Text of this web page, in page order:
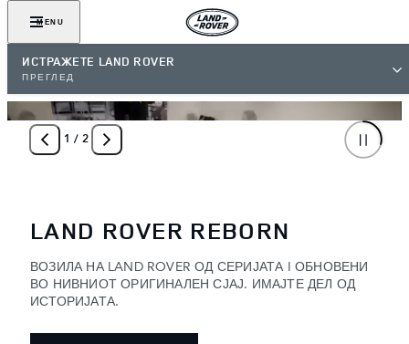
MENU
ИСТРАЖЕТЕ LAND ROVER
ПРЕГЛЕД
1 / 2
LAND ROVER REBORN
ВОЗИЛА НА LAND ROVER ОД СЕРИЈАТА I ОБНОВЕНИ
ВО НИВНИОТ ОРИГИНАЛЕН СЈАЈ. ИМАЈТЕ ДЕЛ ОД
ИСТОРИЈАТА.